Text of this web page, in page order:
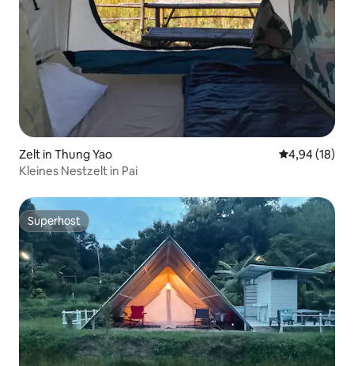
Zelt in Thung Yao
4,94 (18)
Kleines Nestzelt in Pai
Superhost
Superhost